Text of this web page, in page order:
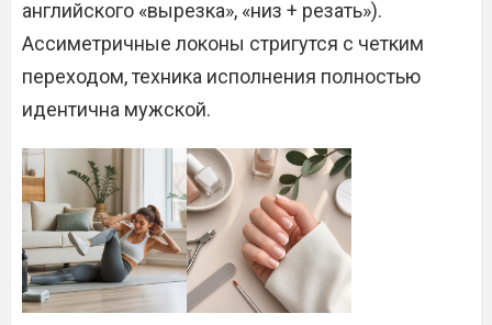
английского «вырезка», «низ + резать»).
Ассиметричные локоны стригутся с четким
переходом, техника исполнения полностью
идентична мужской.